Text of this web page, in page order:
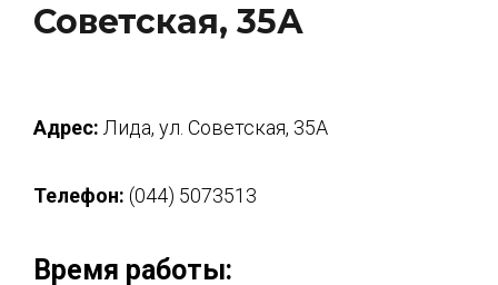
Советская, 35А
Адрес: Лида, ул. Советская, 35А
Телефон: (044) 5073513
Время работы: